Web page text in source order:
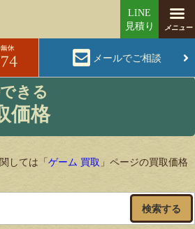
メールでご相談
価格
しては「ゲーム 買取 」ページの買取価格
検索する